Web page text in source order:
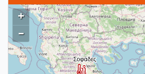
+
–